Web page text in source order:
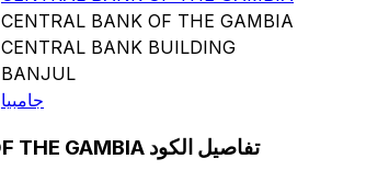
CENTRAL BANK OF THE GAMBIA
CENTRAL BANK BUILDING
BANJUL
جامبيا
CENTRAL BANK OF THE GAMBIA تفاصيل الكود